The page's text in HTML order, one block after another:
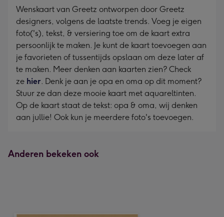
Wenskaart van Greetz ontworpen door Greetz
designers, volgens de laatste trends. Voeg je eigen
foto('s), tekst, & versiering toe om de kaart extra
persoonlijk te maken. Je kunt de kaart toevoegen aan
je favorieten of tussentijds opslaan om deze later af
te maken. Meer denken aan kaarten zien? Check
ze hier. Denk je aan je opa en oma op dit moment?
Stuur ze dan deze mooie kaart met aquareltinten.
Op de kaart staat de tekst: opa & oma, wij denken
aan jullie! Ook kun je meerdere foto's toevoegen.
Anderen bekeken ook